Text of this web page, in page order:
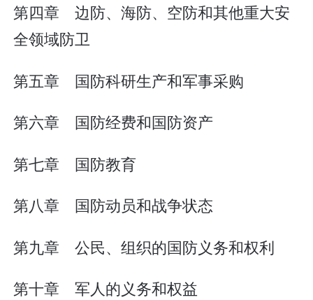
第四章 边防、海防、空防和其他重大安
全领域防卫
第五章 国防科研生产和军事采购
第六章 国防经费和国防资产
第七章 国防教育
第八章 国防动员和战争状态
第九章 公民、组织的国防义务和权利
第十章 军人的义务和权益